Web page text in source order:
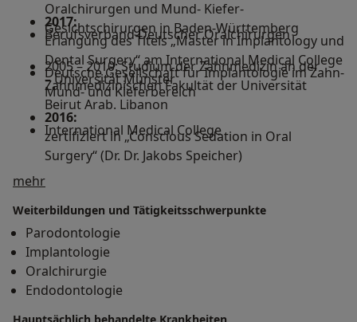
2017:
Erlangung des Titels „Master in Implantology und
Dental Surgery“ am International Medical College
– Universität Münster
2016:
zertifiziert in „Conscious Sedation in Oral
Surgery“ (Dr. Dr. Jakobs Speicher)
Erlangung des Titels „Fachzahnarzt für
Oralchirurgie“
2013:
Approbation als Zahnarzt
Oralchirurgen und Mund- Kiefer-
Gesichtschirurgen in Baden-Württemberg
2005 – 2010: Studium der Zahnmedizin an der
Zahnmedizinischen Fakultät der Universität
Beirut Arab. Libanon
Berufsverband Deutscher Oralchirurgen
Deutsche Gesellschaft für Implantologie im Zahn-
Mund- und Kieferbereich
International Medical College
mehrÜber mich
Weiterbildungen und Tätigkeitsschwerpunkte
Parodontologie
Implantologie
Oralchirurgie
Endodontologie